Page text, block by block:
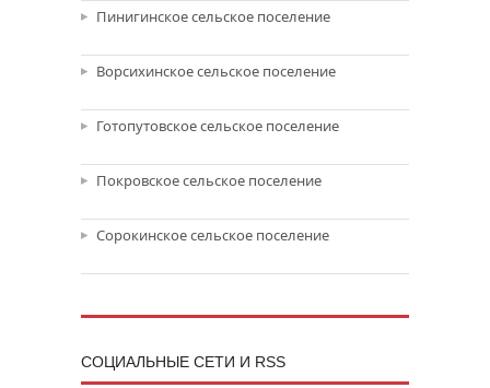
Пинигинское сельское поселение
Ворсихинское сельское поселение
Готопутовское сельское поселение
Покровское сельское поселение
Сорокинское сельское поселение
CОЦИАЛЬНЫЕ СЕТИ И RSS